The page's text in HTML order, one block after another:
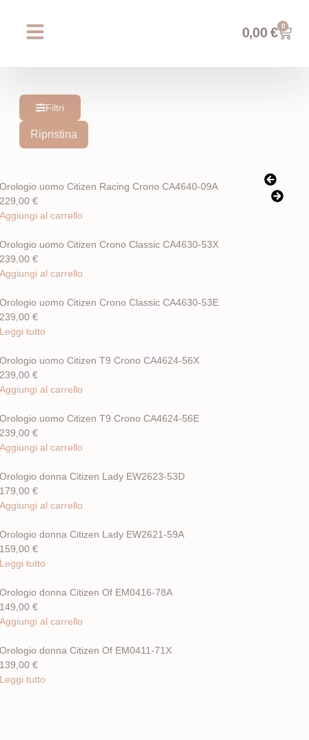
0,00€ 0
Filtri
Ripristina
Orologio uomo Citizen Racing Crono CA4640-09A
229,00 €
Aggiungi al carrello
Orologio uomo Citizen Crono Classic CA4630-53X
239,00 €
Aggiungi al carrello
Orologio uomo Citizen Crono Classic CA4630-53E
239,00 €
Leggi tutto
Orologio uomo Citizen T9 Crono CA4624-56X
239,00 €
Aggiungi al carrello
Orologio uomo Citizen T9 Crono CA4624-56E
239,00 €
Aggiungi al carrello
Orologio donna Citizen Lady EW2623-53D
179,00 €
Aggiungi al carrello
Orologio donna Citizen Lady EW2621-59A
159,00 €
Leggi tutto
Orologio donna Citizen Of EM0416-78A
149,00 €
Aggiungi al carrello
Orologio donna Citizen Of EM0411-71X
139,00 €
Leggi tutto